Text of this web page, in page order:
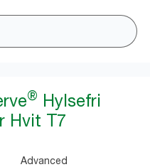
® Hylsefri
Hvit T7
Advanced